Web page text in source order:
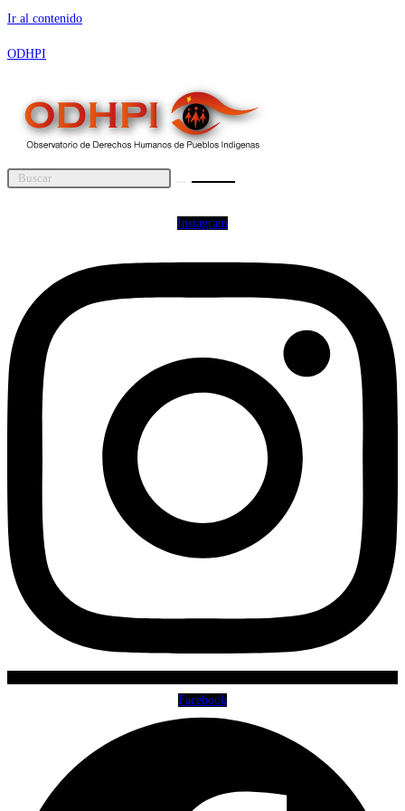
Ir al contenido
ODHPI
Instagram
Facebook